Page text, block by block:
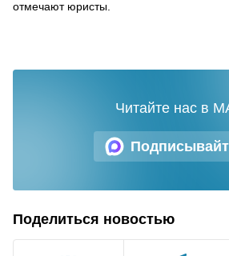
отмечают юристы.
Читайте нас в
Поделиться новостью